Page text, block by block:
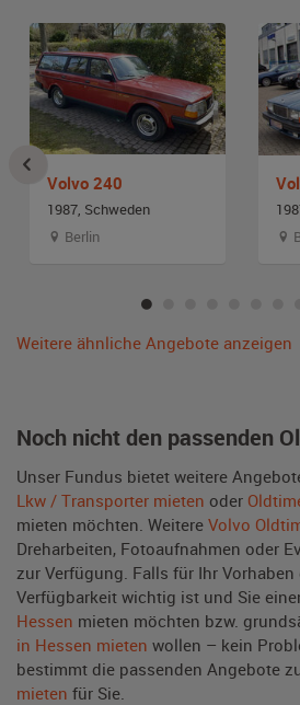
Volvo 240
1987, Schweden
Berlin
Weitere ähnliche Angebote anzeigen
Noch nicht den passenden
Unser Fundus bietet weitere
Lkw / Transporter mieten oder
mieten möchten. Weitere Volvo
Dreharbeiten, Fotoaufnahmen oder
zur Verfügung. Falls für Ihr
Verfügbarkeit wichtig ist und Sie
Hessen mieten möchten bzw.
in Hessen mieten wollen – kein
bestimmt die passenden Angebote
mieten für Sie.